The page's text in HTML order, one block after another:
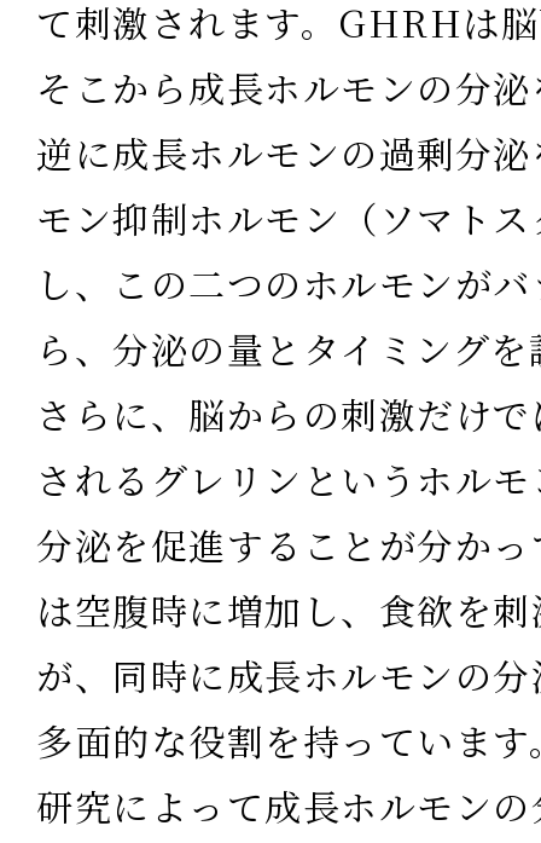
て刺激されます。GHRHは
そこから成長ホルモンの分
逆に成長ホルモンの過剰分
モン抑制ホルモン（ソマト
し、この二つのホルモンが
ら、分泌の量とタイミング
さらに、脳からの刺激だけ
されるグレリンというホル
分泌を促進することが分か
は空腹時に増加し、食欲を
が、同時に成長ホルモンの
多面的な役割を持っています
研究によって成長ホルモン